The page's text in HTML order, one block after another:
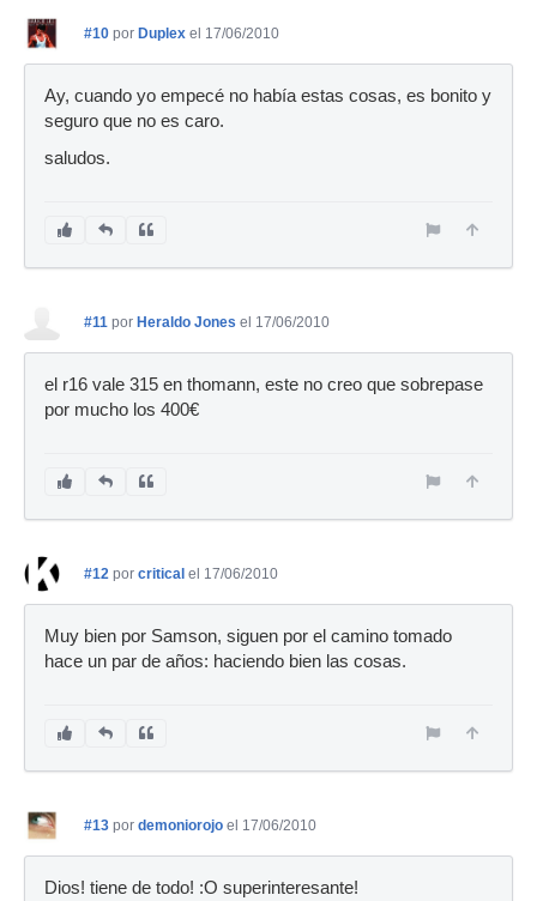
#10 por Duplex el 17/06/2010
Ay, cuando yo empecé no había estas cosas, es bonito y
seguro que no es caro.
saludos.
#11 por Heraldo Jones el 17/06/2010
el r16 vale 315 en thomann, este no creo que sobrepase
por mucho los 400€
#12 por critical el 17/06/2010
Muy bien por Samson, siguen por el camino tomado
hace un par de años: haciendo bien las cosas.
#13 por demoniorojo el 17/06/2010
Dios! tiene de todo! :O superinteresante!